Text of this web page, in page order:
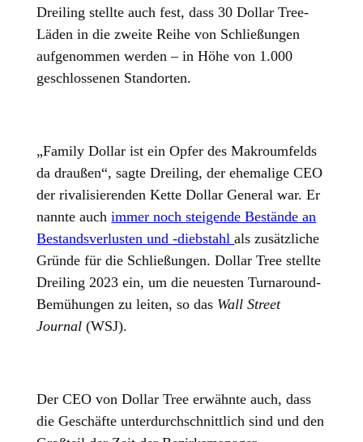
Dreiling stellte auch fest, dass 30 Dollar Tree-
Läden in die zweite Reihe von Schließungen
aufgenommen werden – in Höhe von 1.000
geschlossenen Standorten.
„Family Dollar ist ein Opfer des Makroumfelds
da draußen“, sagte Dreiling, der ehemalige CEO
der rivalisierenden Kette Dollar General war. Er
nannte auchimmer noch steigende Bestände an
Bestandsverlusten und -diebstahlals zusätzliche
Gründe für die Schließungen. Dollar Tree stellte
Dreiling 2023 ein, um die neuesten Turnaround-
Bemühungen zu leiten, so das Wall Street
Journal(WSJ).
Der CEO von Dollar Tree erwähnte auch, dass
die Geschäfte unterdurchschnittlich sind und den